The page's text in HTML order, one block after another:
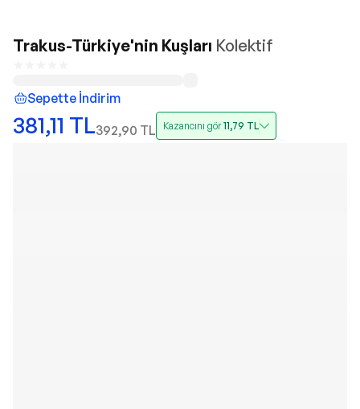
Trakus-Türkiye'nin Kuşları Kolektif
Sepette İndirim
381,11 TL392,90 TL Kazancını gör11,79 TL